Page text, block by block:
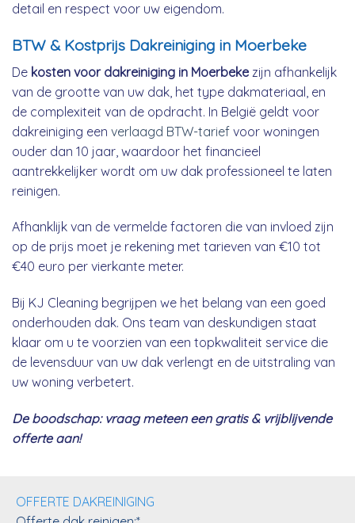
detail en respect voor uw eigendom.
BTW & Kostprijs Dakreiniging in Moerbeke
De kosten voor dakreiniging in Moerbekezijn afhankelijk
van de grootte van uw dak, het type dakmateriaal, en
de complexiteit van de opdracht. In België geldt voor
dakreiniging een verlaagd BTW-tarief voor woningen
ouder dan 10 jaar, waardoor het financieel
aantrekkelijker wordt om uw dak professioneel te laten
reinigen.
Afhanklijk van de vermelde factoren die van invloed zijn
op de prijs moet je rekening met tarieven van €10 tot
€40 euro per vierkante meter.
Bij KJ Cleaning begrijpen we het belang van een goed
onderhouden dak. Ons team van deskundigen staat
klaar om u te voorzien van een topkwaliteit service die
de levensduur van uw dak verlengt en de uitstraling van
uw woning verbetert.
De boodschap: vraag meteen een gratis & vrijblijvende
offerte aan!
OFFERTE DAKREINIGING